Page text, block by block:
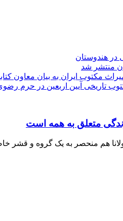
مکتوب ایران به بیان معاون
تاریخی آیین اربعین در حرم
متعلق به همه است
هم منحصر به یک گروه و